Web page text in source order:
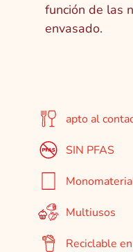
función de las
envasado.
apto al
SIN PFAS
Multiusos
Reciclable